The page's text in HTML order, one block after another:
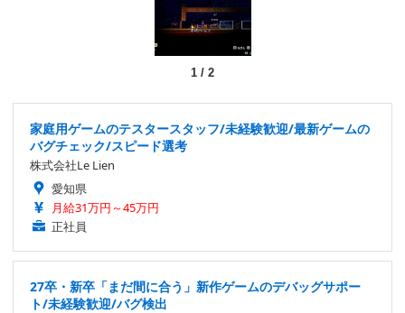
1/ 2
家庭用ゲームのテスタースタッフ/未経験歓迎/最新ゲームの
バグチェック/スピード選考
株式会社Le Lien
愛知県
月給31万円～45万円
正社員
27卒・新卒「まだ間に合う」新作ゲームのデバッグサポー
ト/未経験歓迎/バグ検出